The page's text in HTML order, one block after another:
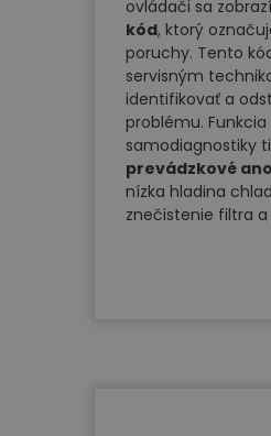
ovládači sa zobrazí
kód, ktorý
poruchy. Tento
servisným
identifikovať a
problému. Funkcia
samodiagnostiky
prevádzkové
nízka hladina
znečistenie filtra